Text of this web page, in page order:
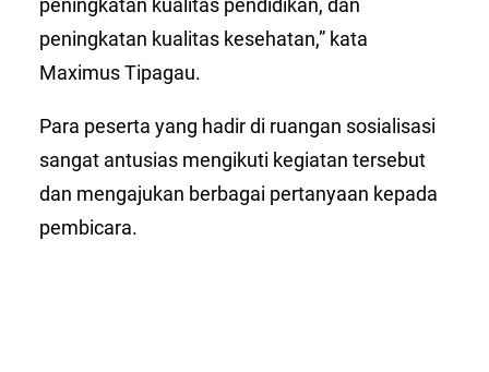
peningkatan kualitas pendidikan, dan
peningkatan kualitas kesehatan,” kata
Maximus Tipagau.
Para peserta yang hadir di ruangan sosialisasi
sangat antusias mengikuti kegiatan tersebut
dan mengajukan berbagai pertanyaan kepada
pembicara.